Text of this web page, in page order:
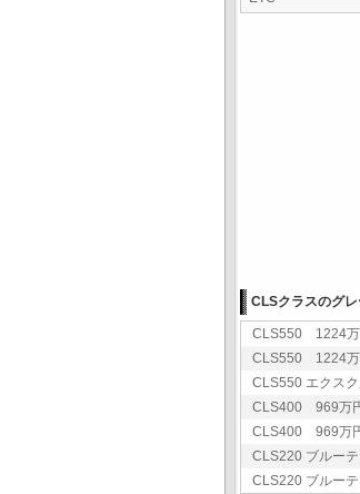
CLSクラスのグレ
CLS550 1224
CLS550 1224
CLS550 エクス
CLS400 969万
CLS400 969万
CLS220 ブルー
CLS220 ブルー